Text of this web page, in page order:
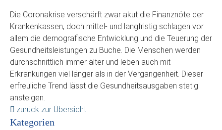
Die Coronakrise verschärft zwar akut die Finanznöte der
Krankenkassen, doch mittel- und langfristig schlagen vor
allem die demografische Entwicklung und die Teuerung der
Gesundheitsleistungen zu Buche. Die Menschen werden
durchschnittlich immer älter und leben auch mit
Erkrankungen viel länger als in der Vergangenheit. Dieser
erfreuliche Trend lässt die Gesundheitsausgaben stetig
ansteigen.
zurück zur Übersicht
Kategorien